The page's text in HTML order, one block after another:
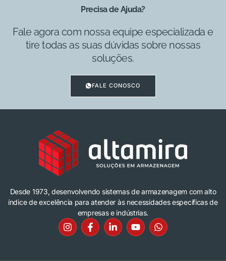
Precisa de Ajuda?
Fale agora com nossa equipe especializada e
tire todas as suas dúvidas sobre nossas
soluções.
FALE CONOSCO
Desde 1973, desenvolvendo sistemas de armazenagem com alto
índice de excelência para atender às necessidades específicas de
empresas e indústrias.